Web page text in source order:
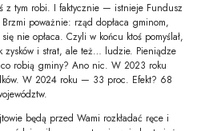
z tym robi. I faktycznie — istnieje Fundusz
poważnie: rząd dopłaca gminom,
nie opłaca. Czyli w końcu ktoś pomyślał,
zysków i strat, ale też… ludzie. Pieniądze
robią gminy? Ano nic. W 2023 roku
W 2024 roku — 33 proc. Efekt? 68
będą przed Wami rozkładać ręce i